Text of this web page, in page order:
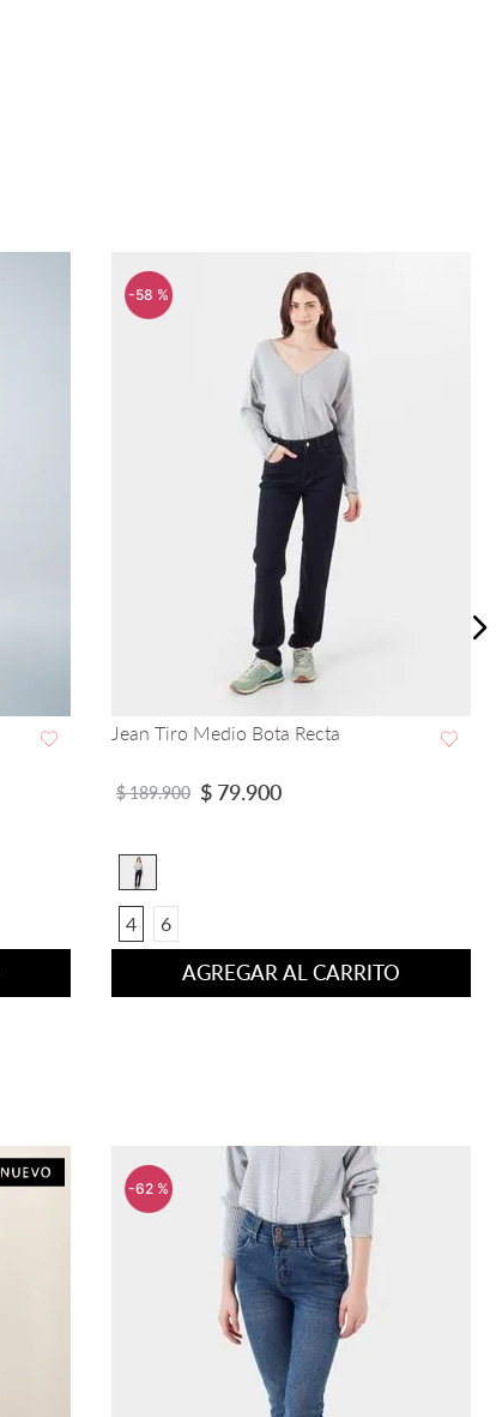
-30 %
VISTA RAPIDA
Jean Diva tiro medio bota recta
$199.900 $ 139.930
4 6
AGREGAR AL CARRITO
-62 %